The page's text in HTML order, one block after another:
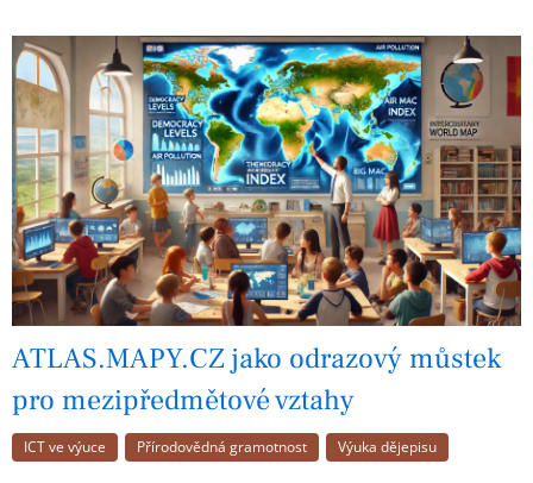
ATLAS.MAPY.CZ jako odrazový můstek
pro mezipředmětové vztahy
ICT ve výuce Přírodovědná gramotnost Výuka dějepisu